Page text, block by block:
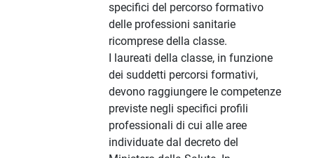
specifici del percorso formativo
delle professioni sanitarie
ricomprese della classe.
I laureati della classe, in funzione
dei suddetti percorsi formativi,
devono raggiungere le competenze
previste negli specifici profili
professionali di cui alle aree
individuate dal decreto del